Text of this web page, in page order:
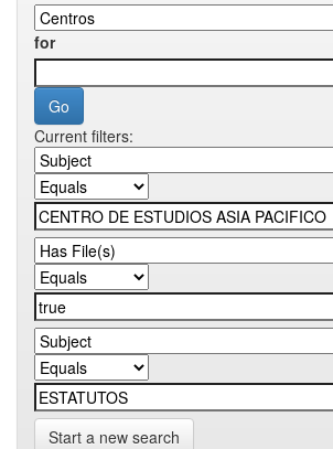
for
Current filters:
Start a new search